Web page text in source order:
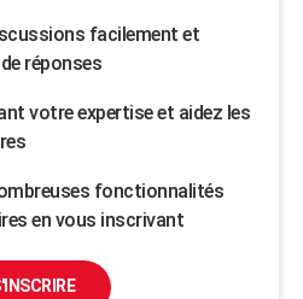
facilement et
réponses
votre expertise et aidez les
fonctionnalités
en vous inscrivant